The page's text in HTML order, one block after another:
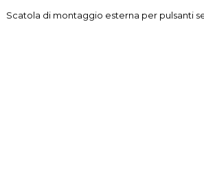
Scatola di montaggio esterna per pulsanti